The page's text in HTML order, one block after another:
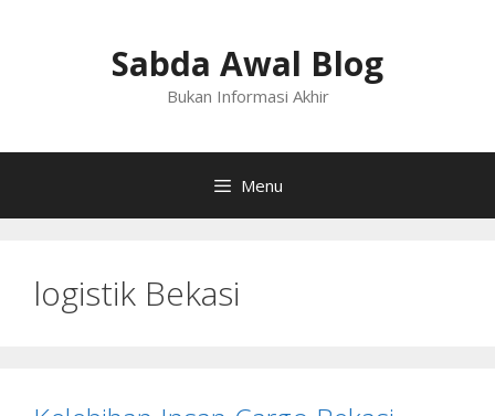
Sabda Awal Blog
Bukan Informasi Akhir
Menu
logistik Bekasi